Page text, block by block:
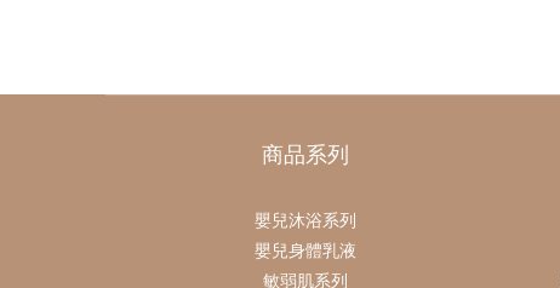
商品系列
嬰兒沐浴系列
嬰兒身體乳液
敏弱肌系列